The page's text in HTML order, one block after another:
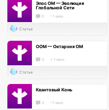
Эпос ОМ — Эволюция
Глобальной Сети
0 ~1 мин.
Статья
ООМ — Октархия ОМ
0 < 1 мин.
Статья
Квантовый Конь
0 ~1 мин.